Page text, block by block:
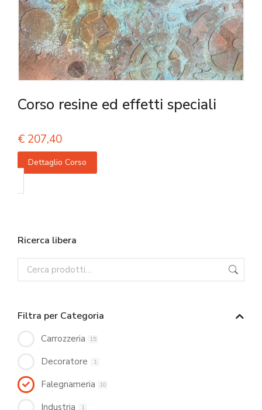
Corso resine ed effetti speciali
€ 207,40
Dettaglio Corso
Ricerca libera
Filtra per Categoria
Carrozzeria 15
Decoratore 1
Falegnameria 10
Industria 1